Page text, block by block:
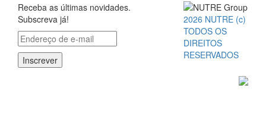
Receba as últimas novidades.
Subscreva já!
2026 NUTRE (c)
TODOS OS
DIREITOS
RESERVADOS